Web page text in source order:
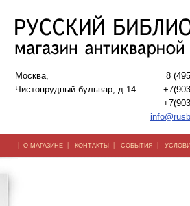
Москва,
Чистопрудный бульвар, д.14
8
| О МАГАЗИНЕ | КОНТАКТЫ | СОБЫТИЯ |